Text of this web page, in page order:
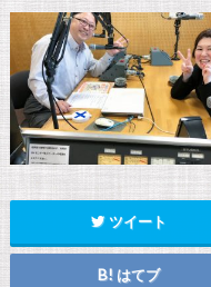
ツイート
はてブ